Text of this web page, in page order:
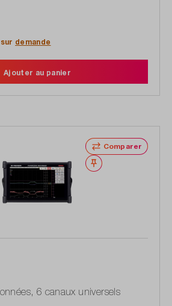
demande
Ajouter au panier
Comparer
Noter
6 canaux universels